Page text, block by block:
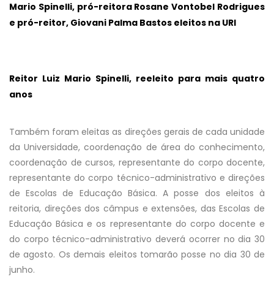
Mario Spinelli, pró-reitora Rosane Vontobel Rodrigues
e pró-reitor, Giovani Palma Bastos eleitos na URI
Reitor Luiz Mario Spinelli, reeleito para mais quatro
anos
Também foram eleitas as direções gerais de cada unidade
da Universidade, coordenação de área do conhecimento,
coordenação de cursos, representante do corpo docente,
representante do corpo técnico-administrativo e direções
de Escolas de Educação Básica. A posse dos eleitos à
reitoria, direções dos câmpus e extensões, das Escolas de
Educação Básica e os representante do corpo docente e
do corpo técnico-administrativo deverá ocorrer no dia 30
de agosto. Os demais eleitos tomarão posse no dia 30 de
junho.